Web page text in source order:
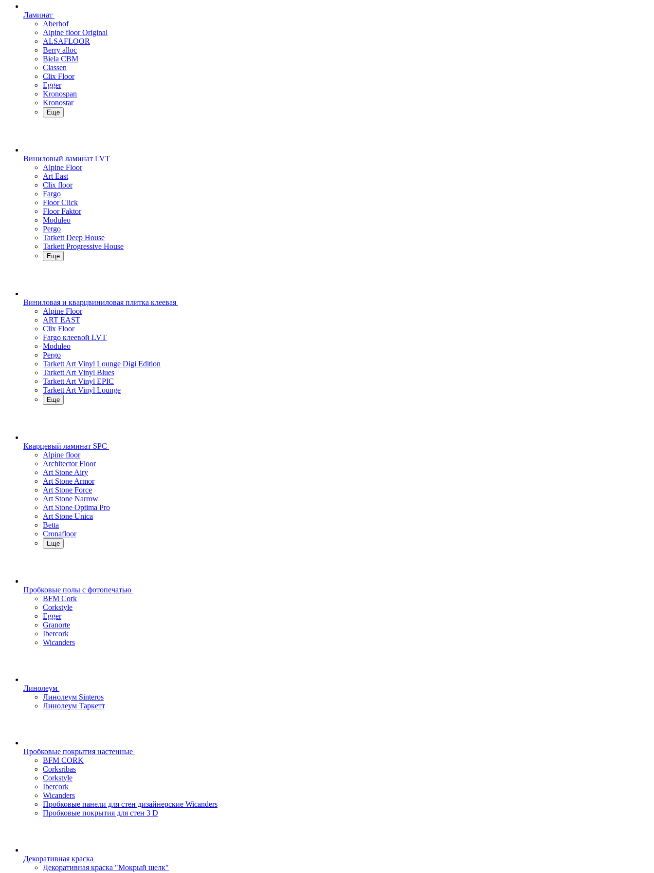
Ламинат
Aberhof
Alpine floor Original
ALSAFLOOR
Berry alloc
Biela CBM
Classen
Clix Floor
Egger
Kronospan
Kronostar
Еще
Виниловый ламинат LVT
Alpine Floor
Art East
Clix floor
Fargo
Floor Click
Floor Faktor
Moduleo
Pergo
Tarkett Deep House
Tarkett Progressive House
Еще
Виниловая и кварцвиниловая плитка клеевая
Alpine Floor
ART EAST
Clix Floor
Fargo клеевой LVT
Moduleo
Pergo
Tarkett Art Vinyl Lounge Digi Edition
Tarkett Art Vinyl Blues
Tarkett Art Vinyl EPIC
Tarkett Art Vinyl Lounge
Еще
Кварцевый ламинат SPC
Alpine floor
Architector Floor
Art Stone Airy
Art Stone Armor
Art Stone Force
Art Stone Narrow
Art Stone Optima Pro
Art Stone Unica
Betta
Cronafloor
Еще
Пробковые полы с фотопечатью
BFM Cork
Corkstyle
Egger
Granorte
Ibercork
Wicanders
Линолеум
Линолеум Sinteros
Линолеум Таркетт
Пробковые покрытия настенные
BFM CORK
Corksribas
Corkstyle
Ibercork
Wicanders
Пробковые панели для стен дизайнерские Wicanders
Пробковые покрытия для стен 3 D
Декоративная краска
Декоративная краска "Мокрый шелк"